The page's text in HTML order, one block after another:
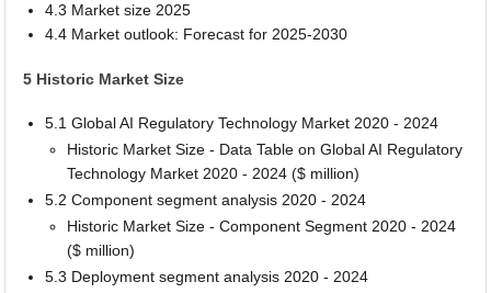
4.3 Market size 2025
4.4 Market outlook: Forecast for 2025-2030
5 Historic Market Size
5.1 Global AI Regulatory Technology Market 2020 - 2024
Historic Market Size - Data Table on Global AI Regulatory
Technology Market 2020 - 2024 ($ million)
5.2 Component segment analysis 2020 - 2024
Historic Market Size - Component Segment 2020 - 2024
($ million)
5.3 Deployment segment analysis 2020 - 2024